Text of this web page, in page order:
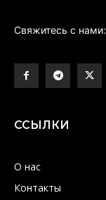
Свяжитесь с нами:
ССЫЛКИ
О нас
Контакты